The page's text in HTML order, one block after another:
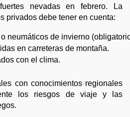
nevadas en febrero. La
privados debe tener en cuenta:
neumáticos de invierno
en carreteras de montaña.
con el clima.
con conocimientos regionales
los riesgos de viaje y las